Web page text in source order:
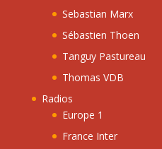
Sebastian Marx
Sébastien Thoen
Tanguy Pastureau
Thomas VDB
Radios
Europe 1
France Inter